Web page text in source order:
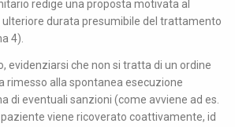
redige una proposta motivata al
ulteriore durata presumibile del trattamento
4).
evidenziarsi che non si tratta di un ordine
rimesso alla spontanea esecuzione
di eventuali sanzioni (come avviene ad es.
viene ricoverato coattivamente, id